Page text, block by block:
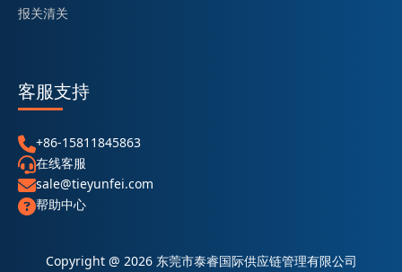
报关清关
客服支持
+86-15811845863
在线客服
sale@tieyunfei.com
帮助中心
Copyright @ 2026 东莞市泰睿国际供应链管理有限公司